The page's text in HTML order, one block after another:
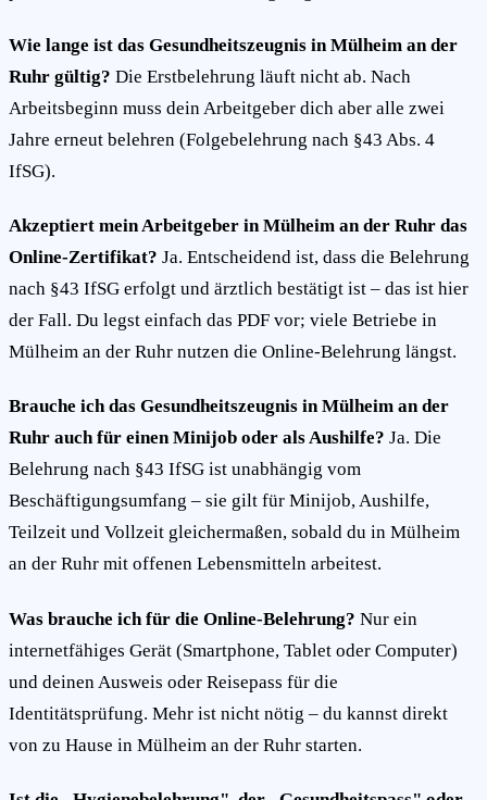
Wie lange ist das Gesundheitszeugnis in Mülheim an der
Ruhr gültig? Die Erstbelehrung läuft nicht ab. Nach
Arbeitsbeginn muss dein Arbeitgeber dich aber alle zwei
Jahre erneut belehren (Folgebelehrung nach §43 Abs. 4
IfSG).
Akzeptiert mein Arbeitgeber in Mülheim an der Ruhr das
Online-Zertifikat? Ja. Entscheidend ist, dass die Belehrung
nach §43 IfSG erfolgt und ärztlich bestätigt ist – das ist hier
der Fall. Du legst einfach das PDF vor; viele Betriebe in
Mülheim an der Ruhr nutzen die Online-Belehrung längst.
Brauche ich das Gesundheitszeugnis in Mülheim an der
Ruhr auch für einen Minijob oder als Aushilfe? Ja. Die
Belehrung nach §43 IfSG ist unabhängig vom
Beschäftigungsumfang – sie gilt für Minijob, Aushilfe,
Teilzeit und Vollzeit gleichermaßen, sobald du in Mülheim
an der Ruhr mit offenen Lebensmitteln arbeitest.
Was brauche ich für die Online-Belehrung? Nur ein
internetfähiges Gerät (Smartphone, Tablet oder Computer)
und deinen Ausweis oder Reisepass für die
Identitätsprüfung. Mehr ist nicht nötig – du kannst direkt
von zu Hause in Mülheim an der Ruhr starten.